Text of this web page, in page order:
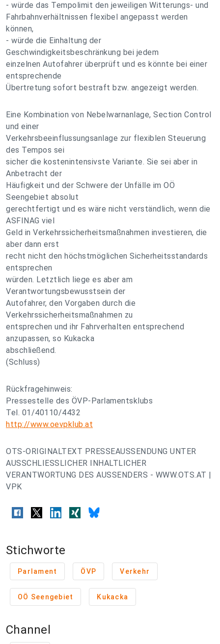
- würde das Tempolimit den jeweiligen Witterungs- und
Fahrbahnverhältnissen flexibel angepasst werden
können,
- würde die Einhaltung der
Geschwindigkeitsbeschränkung bei jedem
einzelnen Autofahrer überprüft und es könnte bei einer
entsprechende
Übertretung sofort bestraft bzw. angezeigt werden.
Eine Kombination von Nebelwarnanlage, Section Control
und einer
Verkehrsbeeinflussungsanlage zur flexiblen Steuerung
des Tempos sei
sicher die kostenintensivste Variante. Sie sei aber in
Anbetracht der
Häufigkeit und der Schwere der Unfälle im OÖ
Seengebiet absolut
gerechtfertigt und es wäre nicht verständlich, wenn die
ASFINAG viel
Geld in Verkehrssicherheitsmaßnahmen investieren, die
aber dann erst
recht nicht den höchstmöglichen Sicherheitsstandards
entsprechen
würden. Letztlich liege es aber am
Verantwortungsbewusstsein der
Autofahrer, den Vorgaben durch die
Verkehrssicherheitsmaßnahmen zu
entsprechen und ihr Fahrverhalten entsprechend
anzupassen, so Kukacka
abschließend.
(Schluss)
Rückfragehinweis:
Pressestelle des ÖVP-Parlamentsklubs
Tel. 01/40110/4432
http://www.oevpklub.at
OTS-ORIGINALTEXT PRESSEAUSSENDUNG UNTER
AUSSCHLIESSLICHER INHALTLICHER
VERANTWORTUNG DES AUSSENDERS - WWW.OTS.AT |
VPK
Stichworte
Parlament ÖVP Verkehr
OÖ Seengebiet Kukacka
Channel